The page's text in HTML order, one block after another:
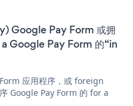
Google Pay Form 或拥
Google Pay Form 的“in
应用程序，或 foreign
Google Pay Form 的 for a